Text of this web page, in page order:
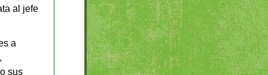
al jefe
a
sus